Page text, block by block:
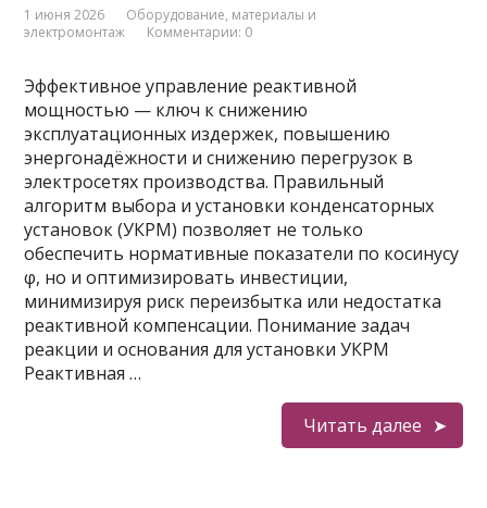
1 июня 2026
Оборудование, материалы и
электромонтаж
Комментарии: 0
Эффективное управление реактивной
мощностью — ключ к снижению
эксплуатационных издержек, повышению
энергонадёжности и снижению перегрузок в
электросетях производства. Правильный
алгоритм выбора и установки конденсаторных
установок (УКРМ) позволяет не только
обеспечить нормативные показатели по косинусу
φ, но и оптимизировать инвестиции,
минимизируя риск переизбытка или недостатка
реактивной компенсации. Понимание задач
реакции и основания для установки УКРМ
Реактивная …
Читать далее